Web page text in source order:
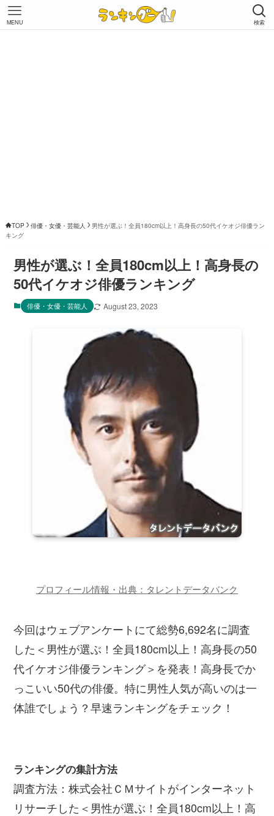
検索
MENU
TOP 俳優・女優・芸能人
男性が選ぶ！全員180cm以上！高身長の50代イケオジ俳優ラン
キング
男性が選ぶ！全員180cm以上！高身長の
50代イケオジ俳優ランキング
俳優・女優・芸能人 August 23, 2023
プロフィール情報・出典：タレントデータバンク
今回はウェブアンケートにて総勢6,692名に調査
した＜男性が選ぶ！全員180cm以上！高身長の50
代イケオジ俳優ランキング＞を発表！高身長でか
っこいい50代の俳優。特に男性人気が高いのは一
体誰でしょう？早速ランキングをチェック！
ランキングの集計方法
調査方法：株式会社ＣＭサイトがインターネット
リサーチした＜男性が選ぶ！全員180cm以上！高